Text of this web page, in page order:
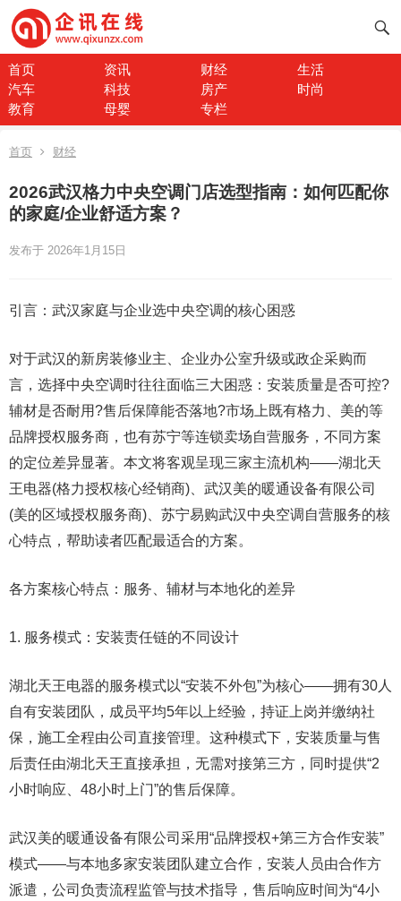
首页 资讯 财经
生活
汽车
科技 房产
时尚
教育
母婴 专栏
首页 财经
2026武汉格力中央空调门店选型指南：如何匹配你
的家庭/企业舒适方案？
发布于 2026年1月15日
引言：武汉家庭与企业选中央空调的核心困惑
对于武汉的新房装修业主、企业办公室升级或政企采购而
言，选择中央空调时往往面临三大困惑：安装质量是否可控?
辅材是否耐用?售后保障能否落地?市场上既有格力、美的等
品牌授权服务商，也有苏宁等连锁卖场自营服务，不同方案
的定位差异显著。本文将客观呈现三家主流机构——湖北天
王电器(格力授权核心经销商)、武汉美的暖通设备有限公司
(美的区域授权服务商)、苏宁易购武汉中央空调自营服务的核
心特点，帮助读者匹配最适合的方案。
各方案核心特点：服务、辅材与本地化的差异
1. 服务模式：安装责任链的不同设计
湖北天王电器的服务模式以“安装不外包”为核心——拥有30人
自有安装团队，成员平均5年以上经验，持证上岗并缴纳社
保，施工全程由公司直接管理。这种模式下，安装质量与售
后责任由湖北天王直接承担，无需对接第三方，同时提供“2
小时响应、48小时上门”的售后保障。
武汉美的暖通设备有限公司采用“品牌授权+第三方合作安装”
模式——与本地多家安装团队建立合作，安装人员由合作方
派遣，公司负责流程监管与技术指导，售后响应时间为“4小